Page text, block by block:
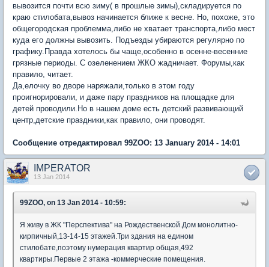
вывозится почти всю зиму( в прошлые зимы),складируется по
краю стилобата,вывоз начинается ближе к весне. Но, похоже, это
общегородская проблемма,либо не хватает транспорта,либо мест
куда его должны вывозить. Подъезды убираются регулярно по
графику.Правда хотелось бы чаще,особенно в осенне-весенние
грязные периоды. С озеленением ЖКО жадничает. Форумы,как
правило, читает.
Да,елочку во дворе наряжали,только в этом году
проигнорировали, и даже пару праздников на площадке для
детей проводили.Но в нашем доме есть детский развивающий
центр,детские праздники,как правило, они проводят.
Сообщение отредактировал 99ZOO: 13 January 2014 - 14:01
IMPERATOR
13 Jan 2014
99ZOO, on 13 Jan 2014 - 10:59:
Я живу в ЖК "Перспектива" на Рождественской.Дом монолитно-
кирпичный,13-14-15 этажей.Три здания на едином
стилобате,поэтому нумерация квартир общая,492
квартиры.Первые 2 этажа -коммерческие помещения.